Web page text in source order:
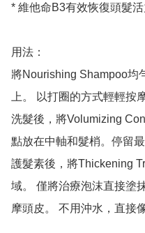
* 維他命B3有效恢復頭髮
用法：
將Nourishing Shampoo均
上。 以打圈的方式輕輕按
洗髮後，將Volumizing
點放在中軸和髮梢。停留
護髮素後，將Thickening
域。 僅將治療泡沫直接塗
摩頭皮。 不用沖水，直接